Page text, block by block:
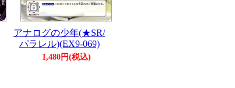
アナログの少年(★SR/
パラレル)(EX9-069)
1,480円(税込)